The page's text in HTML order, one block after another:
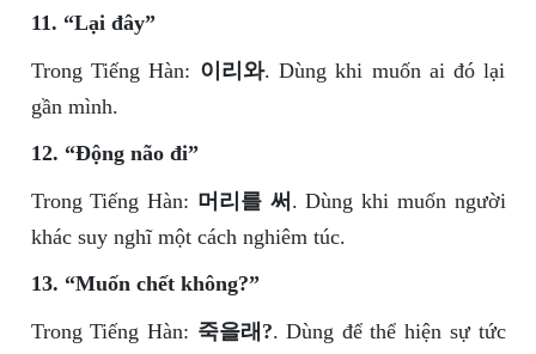
11. “Lại đây”
Trong Tiếng Hàn: 이리와. Dùng khi muốn ai đó lại
gần mình.
12. “Động não đi”
Trong Tiếng Hàn: 머리를 써 . Dùng khi muốn người
khác suy nghĩ một cách nghiêm túc.
13. “Muốn chết không?”
Trong Tiếng Hàn: 죽을래?. Dùng để thể hiện sự tức